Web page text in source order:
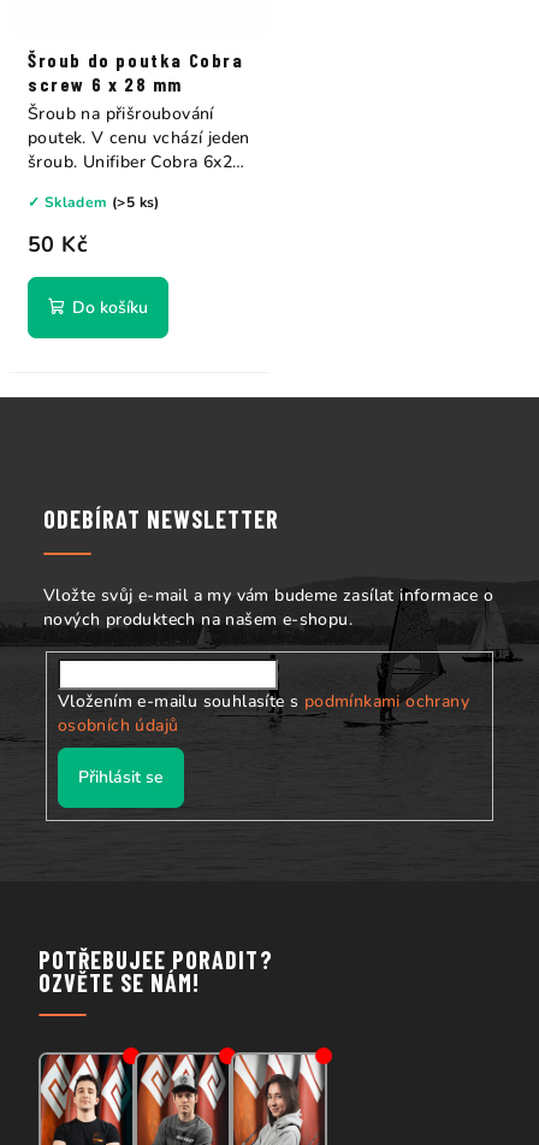
Šroub do poutka Cobra
screw 6 x 28 mm
50 Kč
✓ Skladem (>5 ks)
Do košíku
Šroub na přišroubování
poutek. V cenu vchází jeden
šroub. Unifiber Cobra 6x28
ODEBÍRAT NEWSLETTER
Vložte svůj e-mail a my vám budeme zasílat informace o
nových produktech na našem e-shopu.
Vložením e-mailu souhlasíte s podmínkami ochrany
osobních údajů
Přihlásit se
POTŘEBUJEE PORADIT?
OZVĚTE SE NÁM!